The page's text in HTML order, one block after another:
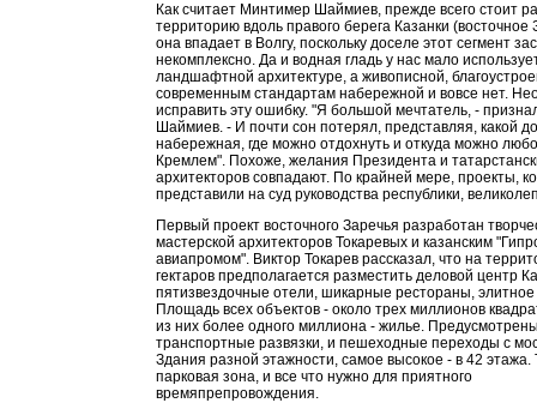
Как считает Минтимер Шаймиев, прежде всего стоит
территорию вдоль правого берега Казанки (восточное
она впадает в Волгу, поскольку доселе этот сегмент
некомплексно. Да и водная гладь у нас мало
ландшафтной архитектуре, а живописной,
современным стандартам набережной и вовсе нет.
исправить эту ошибку. "Я большой мечтатель, -
Шаймиев. - И почти сон потерял, представляя, какой
набережная, где можно отдохнуть и откуда можно
Кремлем". Похоже, желания Президента и
архитекторов совпадают. По крайней мере, проекты,
представили на суд руководства республики,
Первый проект восточного Заречья разработан
мастерской архитекторов Токаревых и казанским
авиапромом". Виктор Токарев рассказал, что на
гектаров предполагается разместить деловой центр
пятизвездочные отели, шикарные рестораны,
Площадь всех объектов - около трех миллионов
из них более одного миллиона - жилье.
транспортные развязки, и пешеходные переходы с
Здания разной этажности, самое высокое - в 42 этажа.
парковая зона, и все что нужно для приятного
времяпрепровождения.